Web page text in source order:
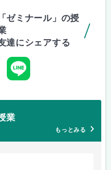
ゼミナール」の授
達にシェアする
業
もっとみる